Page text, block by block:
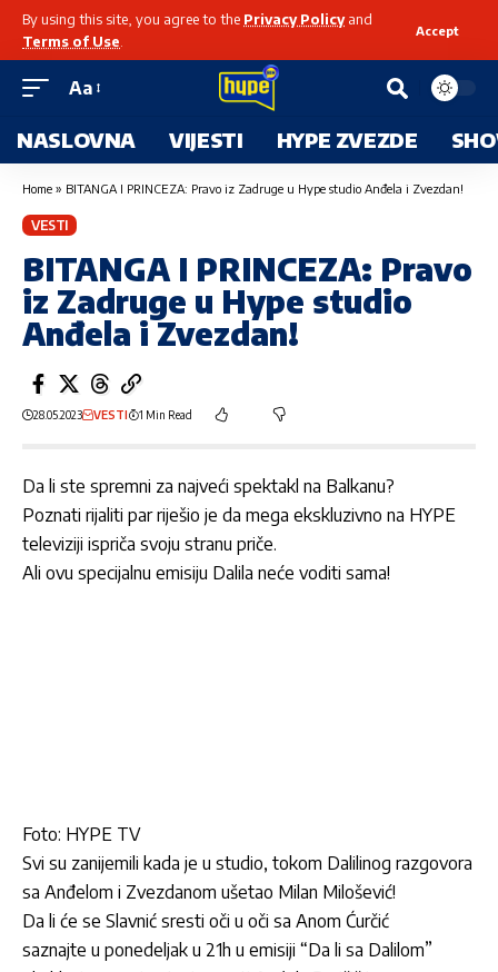
By using this site, you agree to the Privacy Policyand
Terms of Use
Accept
Aa
NASLOVNA VIJESTI HYPE ZVEZDE
Home » BITANGA I PRINCEZA: Pravo iz Zadruge u Hype studio Anđela i Zvezdan!
VESTI
BITANGA I PRINCEZA: Pravo
iz Zadruge u Hype studio
Anđela i Zvezdan!
28.05.2023 VESTI 1 Min Read
Da li ste spremni za najveći spektakl na Balkanu?
Poznati rijaliti par riješio je da mega ekskluzivno na HYPE
televiziji ispriča svoju stranu priče.
Ali ovu specijalnu emisiju Dalila neće voditi sama!
Foto: HYPE TV
Svi su zanijemili kada je u studio, tokom Dalilinog razgovora
sa Anđelom i Zvezdanom ušetao Milan Milošević!
Da li će se Slavnić sresti oči u oči sa Anom Ćurčić
saznajte u ponedeljak u 21h u emisiji “Da li sa Dalilom”